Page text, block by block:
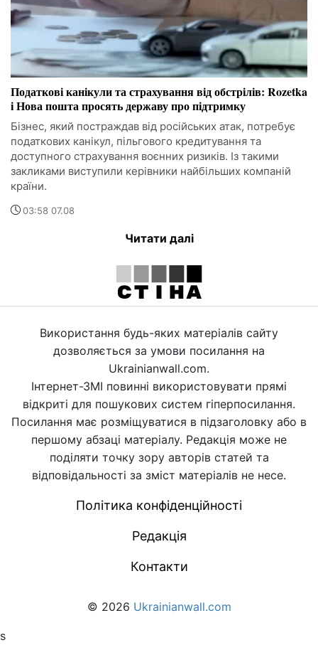
Податкові канікули та страхування від обстрілів: Rozetka
і Нова пошта просять державу про підтримку
Бізнес, який постраждав від російських атак, потребує
податкових канікул, пільгового кредитування та
доступного страхування воєнних ризиків. Із такими
закликами виступили керівники найбільших компаній
країни.
03:58 07.08
Читати далі
Використання будь-яких матеріалів сайту
дозволяється за умови посилання на
Ukrainianwall.com.
Інтернет-ЗМІ повинні використовувати прямі
відкриті для пошукових систем гіперпосилання.
Посилання має розміщуватися в підзаголовку або в
першому абзаці матеріалу. Редакція може не
поділяти точку зору авторів статей та
відповідальності за зміст матеріалів не несе.
Політика конфіденційності
Редакція
Контакти
© 2026 Ukrainianwall.com
s